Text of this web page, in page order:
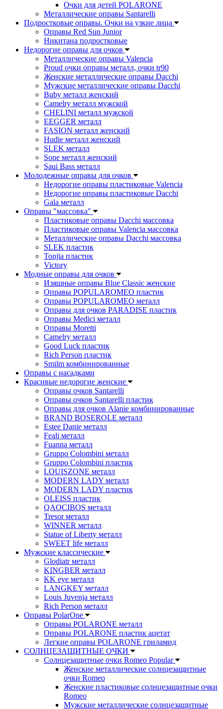
Очки для детей POLARONE
Металлические оправы Santarelli
Подростковые оправы. Очки на узкие лица
Оправы Red Sun Junior
Никитана подростковые
Недорогие оправы для очков
Металлические оправы Valencia
Proud очки оправы металл, очки tr90
Женские металлические оправы Dacchi
Мужские металлические оправы Dacchi
Buby металл женский
Camelry металл мужской
CHELINI металл мужской
EEGGER металл
FASION металл женский
Hudie металл женский
SLEK металл
Sone металл женский
Saui Bass металл
Молодежные оправы для очков
Недорогие оправы пластиковые Valencia
Недорогие оправы пластиковые Dacchi
Gala металл
Оправы "массовка"
Пластиковые оправы Dacchi массовка
Пластиковые оправы Valencia массовка
Металлические оправы Dacchi массовка
SLEK пластик
Tonjia пластик
Victory
Модные оправы для очков
Изящные оправы Blue Classic женские
Оправы POPULAROMEO пластик
Оправы POPULAROMEO металл
Оправы для очков PARADISE пластик
Оправы Medici металл
Оправы Moretti
Camelry металл
Good Luck пластик
Rich Person пластик
Smilm комбинированные
Оправы с насадками
Красивые недорогие женские
Оправы очков Santarelli
Оправы очков Santarelli пластик
Оправы для очков Alanie комбинированные
BRAND BOSEROLE металл
Estee Danie металл
Feali металл
Fuanna металл
Gruppo Colombini металл
Gruppo Colombini пластик
LOUISZONE металл
MODERN LADY металл
MODERN LADY пластик
OLEISS пластик
QAOCIBOS металл
Tresor металл
WINNER металл
Statue of Liberty металл
SWEET life металл
Мужские классические
Glodiatr металл
KINGBER металл
KK eye металл
LANGKEY металл
Louis Juvenja металл
Rich Person металл
Оправы PolarOne
Оправы POLARONE металл
Оправы POLARONE пластик ацетат
Легкие оправы POLARONE гриламид
СОЛНЦЕЗАЩИТНЫЕ ОЧКИ
Солнцезащитные очки Romeo Popular
Женские металлические солнцезащитные
очки Romeo
Женские пластиковые солнцезащитные очки
Romeo
Мужские металлические солнцезащитные